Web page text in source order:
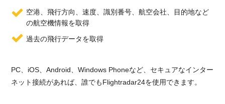
空港、飛行方向、速度、識別番号、航空会社、目的地など
の航空機情報を取得
過去の飛行データを取得
PC、iOS、Android、Windows Phoneなど、セキュアなインター
ネット接続があれば、誰でもFlightradar24を使用できます。